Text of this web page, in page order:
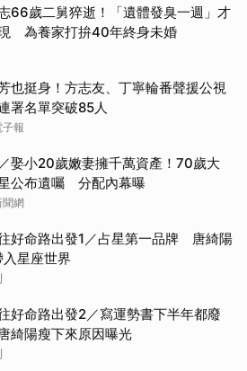
66歲二舅猝逝！「遺體發臭一週」才
為養家打拚40年終身未婚
也挺身！方志友、丁寧輪番聲援公視
署名單突破85人
子報
娶小20歲嫩妻擁千萬資產！70歲大
公布遺囑 分配內幕曝
聞網
好命路出發1／占星第一品牌 唐綺陽
入星座世界
好命路出發2／寫運勢書下半年都廢
綺陽瘦下來原因曝光